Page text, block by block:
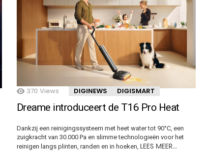
370 Views DIGINEWS DIGISMART
Dreame introduceert de T16 Pro Heat
Dankzij een reinigingssysteem met heet water tot 90°C, een
zuigkracht van 30.000 Pa en slimme technologieën voor het
reinigen langs plinten, randen en in hoeken, LEES MEER…